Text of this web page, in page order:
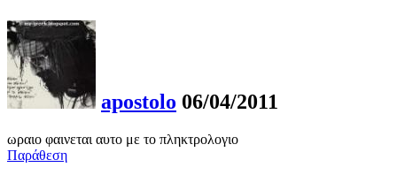
apostolo 06/04/2011
ωραιο φαινεται αυτο με το πληκτρολογιο
Παράθεση